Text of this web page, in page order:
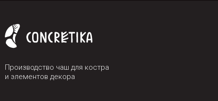
Производство чаш для костра
и элементов декора